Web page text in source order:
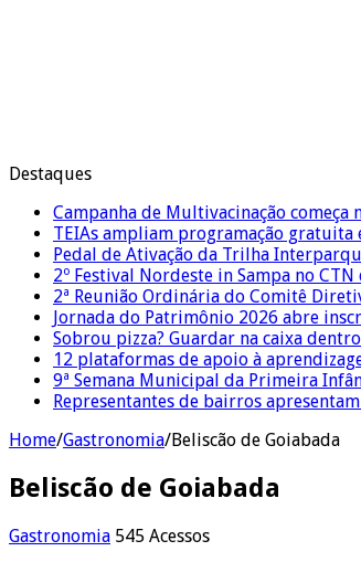
Destaques
Campanha de Multivacinação começa
TEIAs ampliam programação gratuita
Pedal de Ativação da Trilha
2º Festival Nordeste in Sampa no
2ª Reunião Ordinária do Comitê
Jornada do Patrimônio 2026 abre
Sobrou pizza? Guardar na caixa
12 plataformas de apoio à
9ª Semana Municipal da Primeira
Representantes de bairros
Home/Gastronomia/Beliscão de Goiabada
Beliscão de Goiabada
Gastronomia 545 Acessos